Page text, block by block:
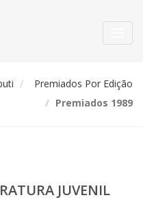
Premiados Por Edição
Premiados 1989
JUVENIL